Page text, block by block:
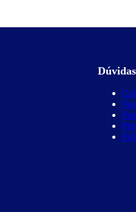
Dúvidas